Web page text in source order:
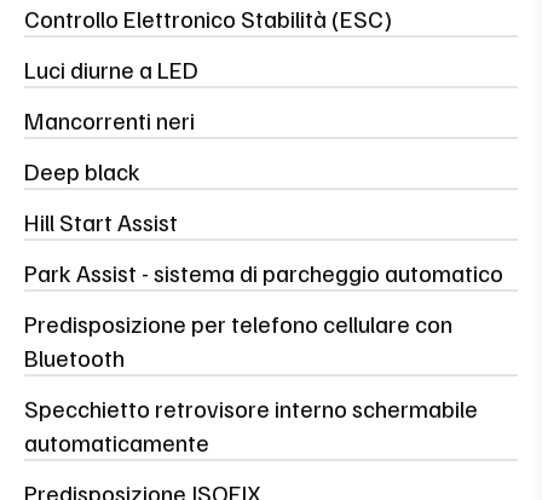
Controllo Elettronico Stabilità (ESC)
Luci diurne a LED
Mancorrenti neri
Deep black
Hill Start Assist
Park Assist - sistema di parcheggio automatico
Predisposizione per telefono cellulare con
Bluetooth
Specchietto retrovisore interno schermabile
automaticamente
Predisposizione ISOFIX